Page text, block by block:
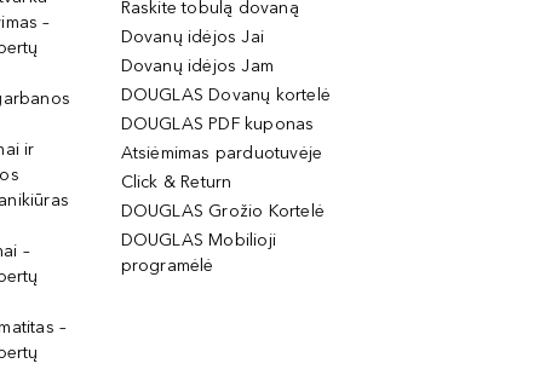
–
ir
–
–
Raskite tobulą dovaną
Dovanų idėjos Jai
Dovanų idėjos Jam
DOUGLAS Dovanų kortelė
DOUGLAS PDF kuponas
Atsiėmimas parduotuvėje
Click & Return
DOUGLAS Grožio Kortelė
DOUGLAS Mobilioji
programėlė